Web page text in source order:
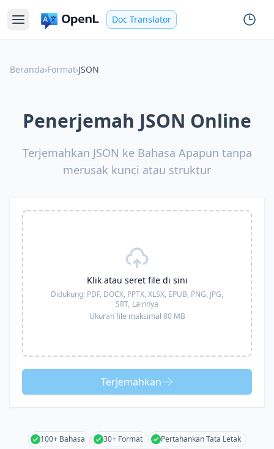
Doc Translator
Beranda›Format›JSON
Penerjemah JSON Online
Terjemahkan JSON ke Bahasa Apapun tanpa
merusak kunci atau struktur
Klik atau seret file di sini
Didukung: PDF, DOCX, PPTX, XLSX, EPUB, PNG, JPG,
SRT, Lainnya
Ukuran file maksimal 80 MB
Terjemahkan
100+ Bahasa 30+ Format
Pertahankan Tata Letak